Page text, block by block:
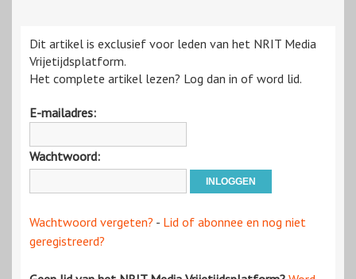
Dit artikel is exclusief voor leden van het NRIT Media
Vrijetijdsplatform.
Het complete artikel lezen? Log dan in of word lid.
E-mailadres:
Wachtwoord:
Wachtwoord vergeten? - Lid of abonnee en nog niet
geregistreerd?